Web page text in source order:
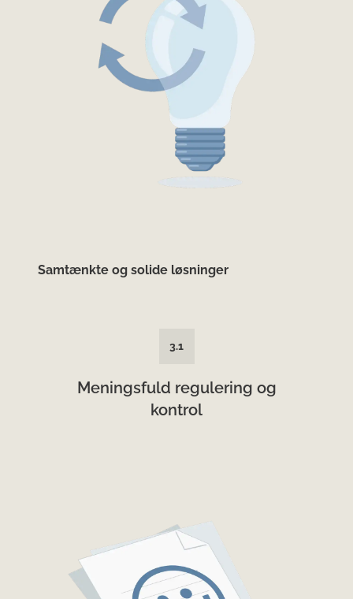
Samtænkte og solide løsninger
3.1
Meningsfuld regulering og
kontrol